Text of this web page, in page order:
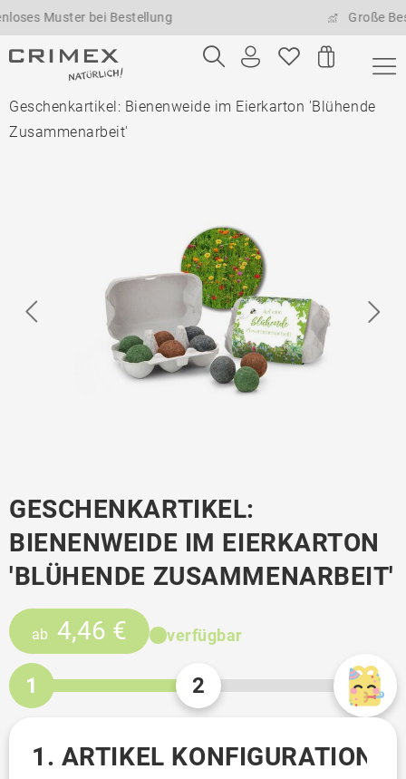
bei Bestellung Große
Geschenkartikel: Bienenweide im Eierkarton 'Blühende
Zusammenarbeit'
GESCHENKARTIKEL:
BIENENWEIDE IM EIERKARTON
'BLÜHENDE ZUSAMMENARBEIT'
ab 4,46 € verfügbar
1 2
1. ARTIKEL KONFIGURATION